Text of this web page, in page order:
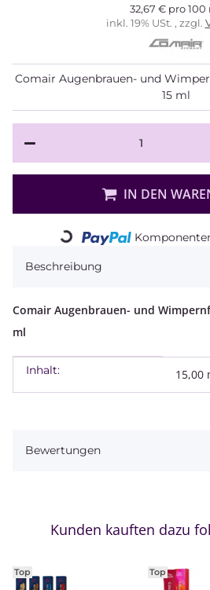
32,67 € pro 100
inkl. 19% USt. , zzgl.
Comair Augenbrauen- und
15 ml
IN DEN
Loading...
Beschreibung
Comair Augenbrauen- und
ml
Produkteigenschaft
Wert
Inhalt: 15,00
Bewertungen
Kunden kauften dazu
Top Top